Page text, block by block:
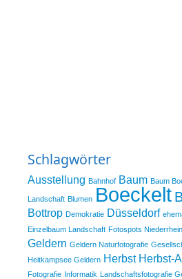
Schlagwörter
Ausstellung Bahnhof Baum Baum
Landschaft Blumen Boeckelt
Bottrop Demokratie Düsseldorf
Einzelbaum Landschaft Fotospots Niederrhein
Geldern Geldern Naturfotografie
Heitkampsee Geldern Herbst Herbst-
Fotografie Informatik Landschaftsfotografie